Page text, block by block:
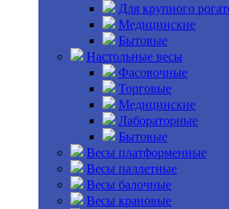
Для крупного
Медицинские
Бытовые
Настольные весы
Фасовочные
Торговые
Медицинские
Лабораторные
Бытовые
Весы платформенные
Весы паллетные
Весы балочные
Весы крановые